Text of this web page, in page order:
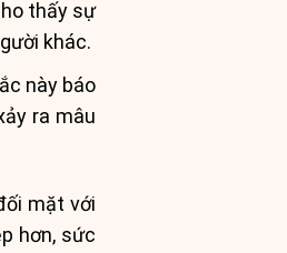
thấy sự
khác.
này báo
ra mâu
mặt với
hơn, sức